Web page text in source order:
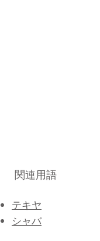
関連用語
テキヤ
シャバ